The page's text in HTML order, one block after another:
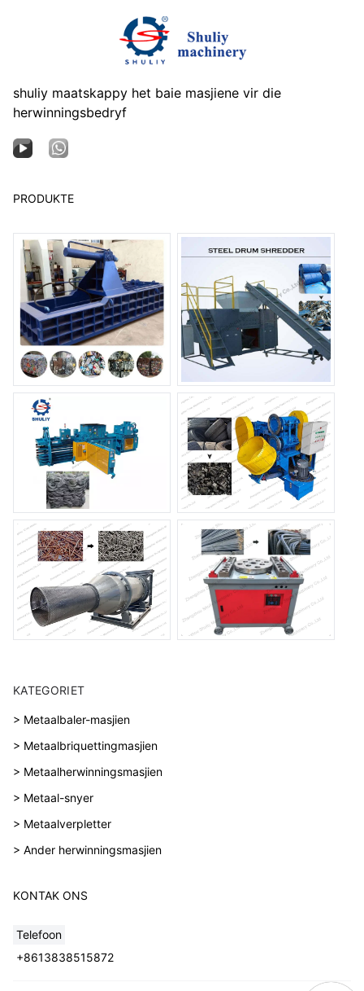
shuliy maatskappy het baie masjiene vir die
herwinningsbedryf
PRODUKTE
KATEGORIET
> Metaalbaler-masjien
> Metaalbriquettingmasjien
> Metaalherwinningsmasjien
> Metaal-snyer
> Metaalverpletter
> Ander herwinningsmasjien
KONTAK ONS
Telefoon
+8613838515872